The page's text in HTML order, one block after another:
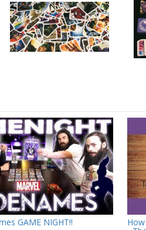
GAME NIGHT!!